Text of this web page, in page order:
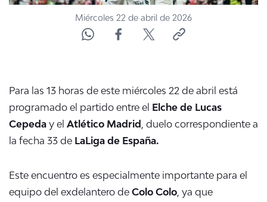
Miércoles 22 de abril de 2026
Para las 13 horas de este miércoles 22 de abril está
programado el partido entre el Elche de Lucas
Cepeda y el Atlético Madrid , duelo correspondiente a
la fecha 33 de LaLiga de España.
Este encuentro es especialmente importante para el
equipo del exdelantero de Colo Colo, ya que